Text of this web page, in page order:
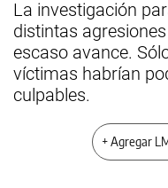
La investigación
distintas
escaso avance.
víctimas habrían
culpables.
+ Agregar